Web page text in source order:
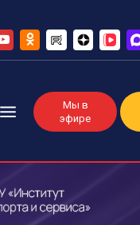
Мы в
эфире